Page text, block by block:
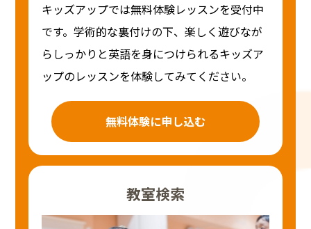
キッズアップでは無料体験レッスンを受付中
です。学術的な裏付けの下、楽しく遊びなが
らしっかりと英語を身につけられるキッズア
ップのレッスンを体験してみてください。
無料体験に申し込む
教室検索